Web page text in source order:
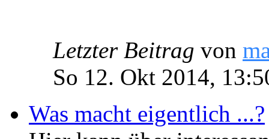
Letzter Beitrag von
So 12. Okt 2014,
Was macht eigentlich ...?